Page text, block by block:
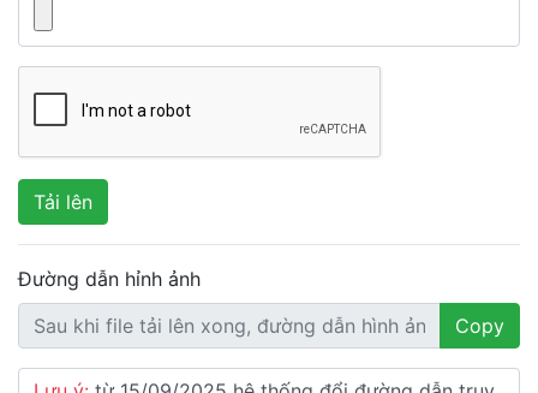
Tải lên
Đường dẫn hỉnh ảnh
Copy